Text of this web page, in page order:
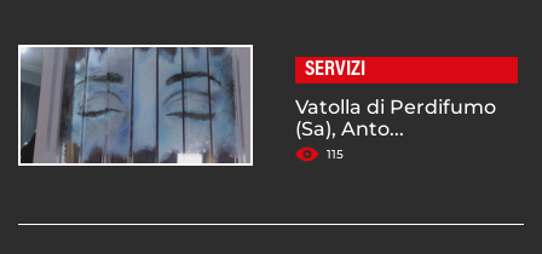
SERVIZI
Vatolla di Perdifumo
(Sa), Anto...
115